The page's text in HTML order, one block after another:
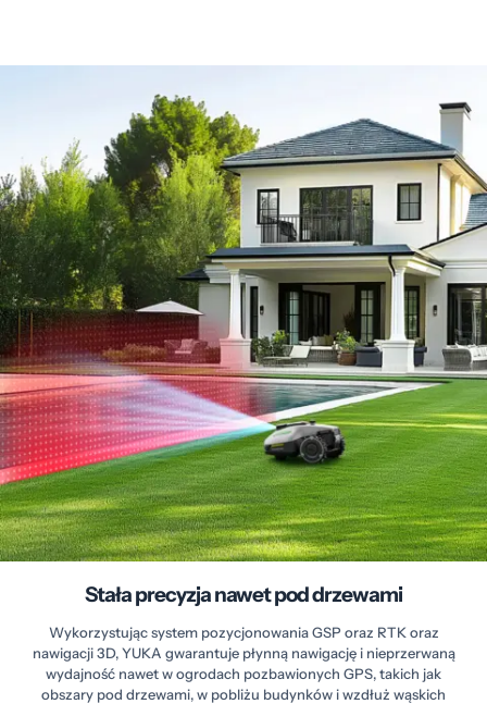
Stała precyzja nawet pod drzewami
Wykorzystując system pozycjonowania GSP oraz RTK oraz
nawigacji 3D, YUKA gwarantuje płynną nawigację i nieprzerwaną
wydajność nawet w ogrodach pozbawionych GPS, takich jak
obszary pod drzewami, w pobliżu budynków i wzdłuż wąskich